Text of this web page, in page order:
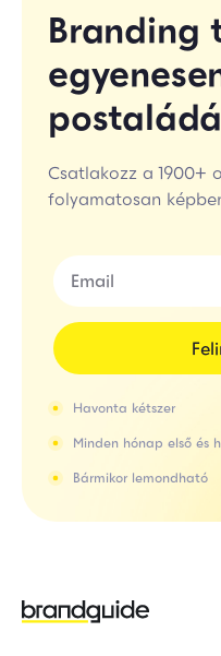
Branding
Csatlakozz a 1900+
folyamatosan
Havonta kétszer
Minden hónap első és
Bármikor lemondható